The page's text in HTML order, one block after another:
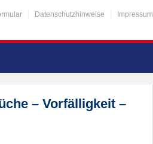
Datenschutzhinweise Impressum
– Vorfälligkeit –